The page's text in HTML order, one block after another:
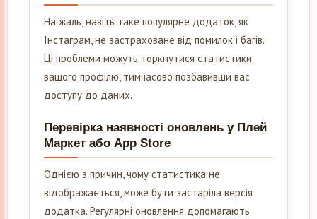
На жаль, навіть таке популярне додаток, як
Інстаграм, не застраховане від помилок і багів.
Ці проблеми можуть торкнутися статистики
вашого профілю, тимчасово позбавивши вас
доступу до даних.
Перевірка наявності оновлень у Плей
Маркет або App Store
Однією з причин, чому статистика не
відображається, може бути застаріла версія
додатка. Регулярні оновлення допомагають